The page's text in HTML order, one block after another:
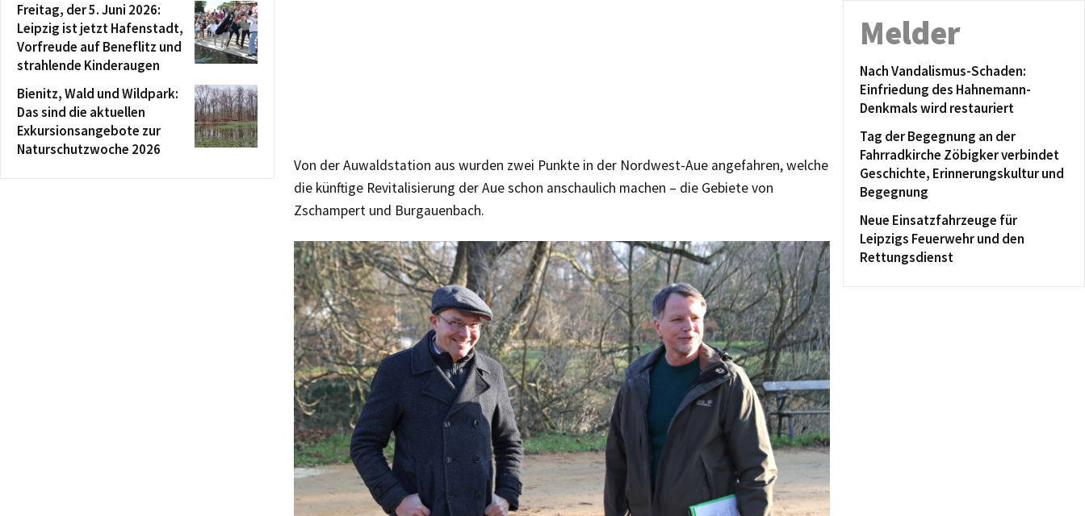
Von der Auwaldstation aus wurden zwei Punkte in der Nordwest-Aue angefahren, welche
die künftige Revitalisierung der Aue schon anschaulich machen – die Gebiete von
Zschampert und Burgauenbach.
Freitag, der 5. Juni 2026:
Leipzig ist jetzt Hafenstadt,
Vorfreude auf Beneflitz und
strahlende Kinderaugen
Bienitz, Wald und Wildpark:
Das sind die aktuellen
Exkursionsangebote zur
Naturschutzwoche 2026
Melder
Nach Vandalismus-Schaden:
Einfriedung des Hahnemann-
Denkmals wird restauriert
Tag der Begegnung an der
Fahrradkirche Zöbigker verbindet
Geschichte, Erinnerungskultur und
Begegnung
Neue Einsatzfahrzeuge für
Leipzigs Feuerwehr und den
Rettungsdienst